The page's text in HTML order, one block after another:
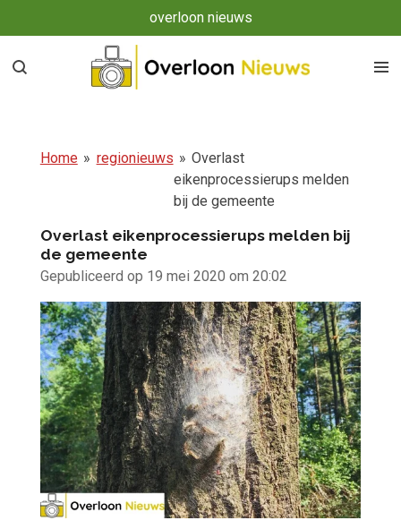
direct
naar
overloon nieuws
Home » regionieuws » Overlast
eikenprocessierups melden
bij de gemeente
Overlast eikenprocessierups melden bij
de gemeente
Gepubliceerd op 19 mei 2020 om 20:02